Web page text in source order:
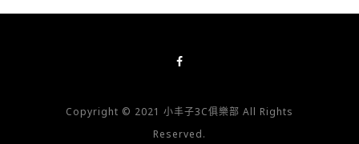
Copyright © 2021 小丰子3C俱樂部 All Rights
Reserved.